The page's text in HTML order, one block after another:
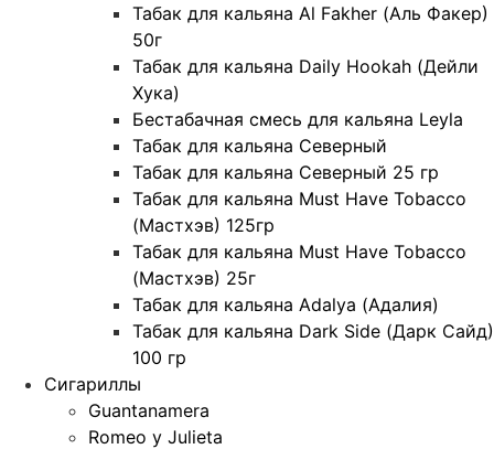
Табак для кальяна Al Fakher (Аль Факер)
50г
Табак для кальяна Daily Hookah (Дейли
Хука)
Бестабачная смесь для кальяна Leyla
Табак для кальяна Северный
Табак для кальяна Северный 25 гр
Табак для кальяна Must Have Tobacco
(Мастхэв) 125гр
Табак для кальяна Must Have Tobacco
(Мастхэв) 25г
Табак для кальяна Adalya (Адалия)
Табак для кальяна Dark Side (Дарк Сайд)
100 гр
Сигариллы
Guantanamera
Romeo y Julieta